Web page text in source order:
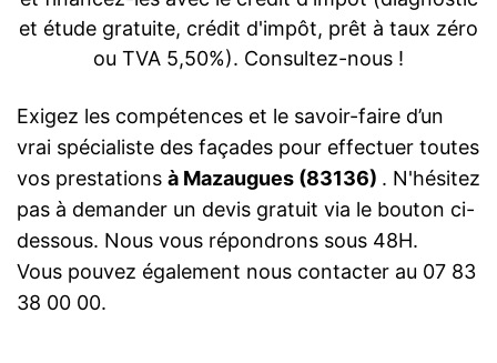
et étude gratuite, crédit d'impôt, prêt à taux zéro
ou TVA 5,50%). Consultez-nous !
Exigez les compétences et le savoir-faire d’un
vrai spécialiste des façades pour effectuer toutes
vos prestations à Mazaugues (83136) . N'hésitez
pas à demander un devis gratuit via le bouton ci-
dessous. Nous vous répondrons sous 48H.
Vous pouvez également nous contacter au 07 83
38 00 00.